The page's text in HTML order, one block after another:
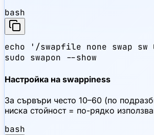
bash
echo '/swapfile none swap
sudo swapon --show
Настройка на swappiness
За сървъри често 10–60 (по
ниска стойност = по-рядко
bash